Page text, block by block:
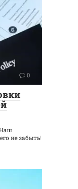
0
Наш
не забыть!